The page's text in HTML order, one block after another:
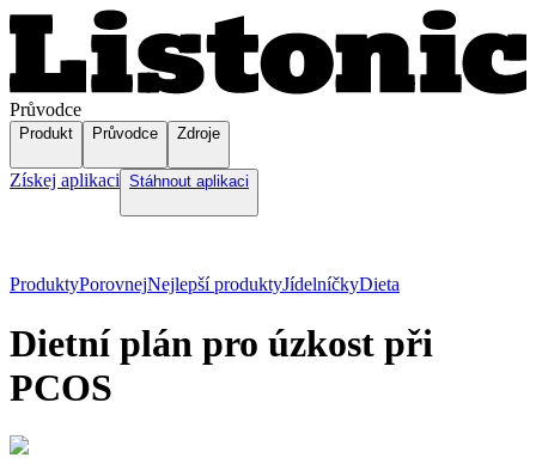
Průvodce
Produkt Průvodce Zdroje
Získej aplikaci Stáhnout aplikaci
ProduktyPorovnejNejlepší produktyJídelníčkyDieta
Dietní plán pro úzkost při
PCOS